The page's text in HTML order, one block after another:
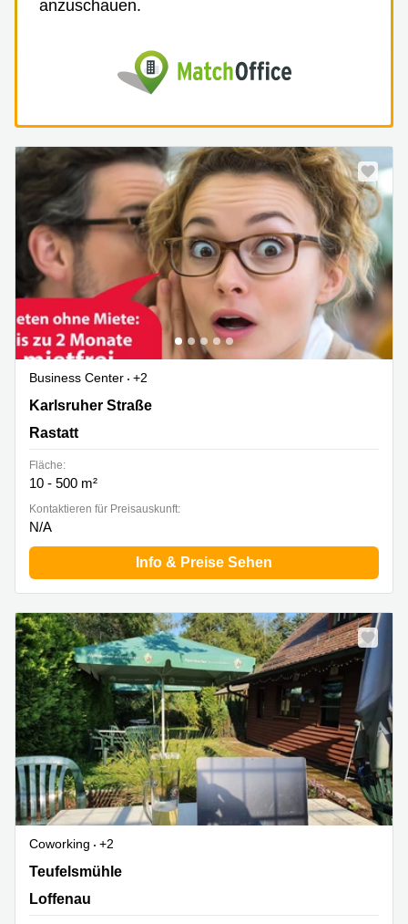
anzuschauen.
Business Center
+2
Karlsruher Straße 31-33, Rastatt
Karlsruher Straße
Rastatt
Fläche:
10 - 500 m²
Kontaktieren für Preisauskunft:
N/A
Info & Preise Sehen
Coworking
+2
Teufelsmühle 1, Loffenau
Teufelsmühle
Loffenau